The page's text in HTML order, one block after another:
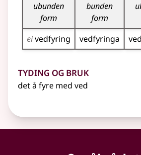
ubunden
form
bunden
form
eivedfyring vedfyringa
Tyding og bruk
det å fyre med ved